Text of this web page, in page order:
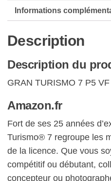
Course,
Édition
Standard,
Version
Physique
En
Informations
Description
Description du
GRAN TURISMO 7 P5 VF
Amazon.fr
Fort de ses 25 années
Turismo® 7 regroupe les
de la licence. Que vous
compétitif ou débutant,
concepteur ou